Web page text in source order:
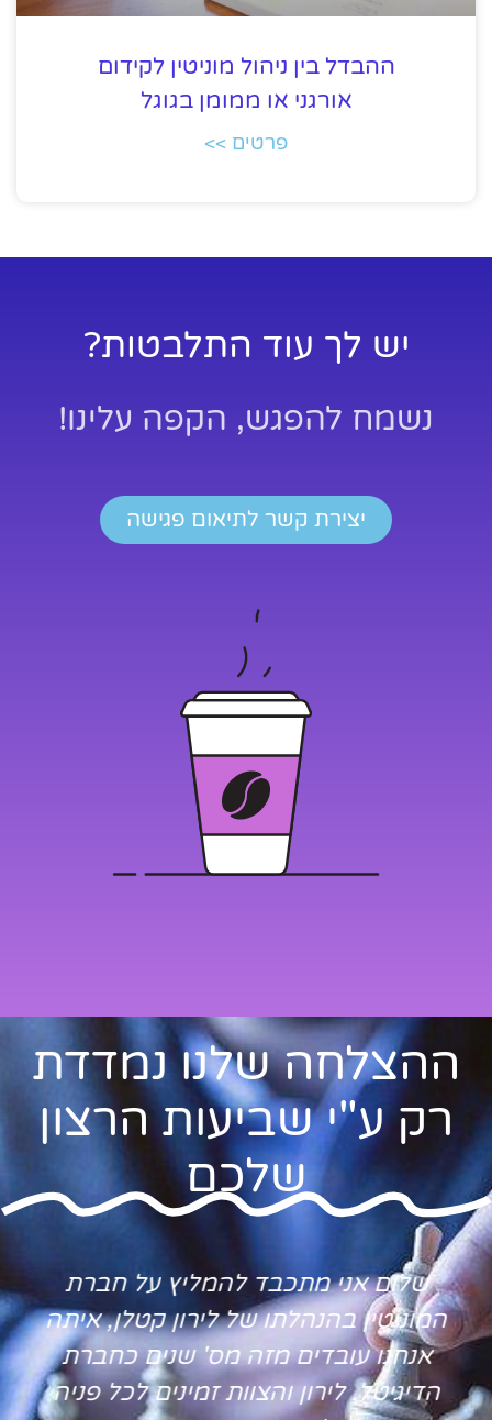
ההבדל בין ניהול מוניטין לקידום
אורגני או ממומן בגוגל
פרטים >>
יש לך עוד התלבטות?
נשמח להפגש, הקפה עלינו!
יצירת קשר לתיאום פגישה
ההצלחה שלנו נמדדת
רק ע"י שביעות הרצון
שלכם
שלום אני מתכבד להמליץ על חברת
המוניטין בהנהלתו של לירון קטלן, איתה
אנחנו עובדים מזה מס' שנים כחברת
הדיגיטל. לירון והצוות זמינים לכל פניה